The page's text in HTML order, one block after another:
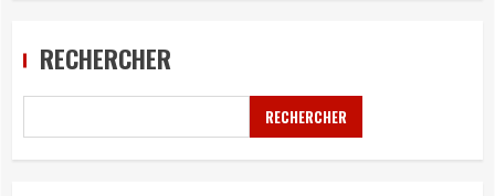
RECHERCHER
RECHERCHER